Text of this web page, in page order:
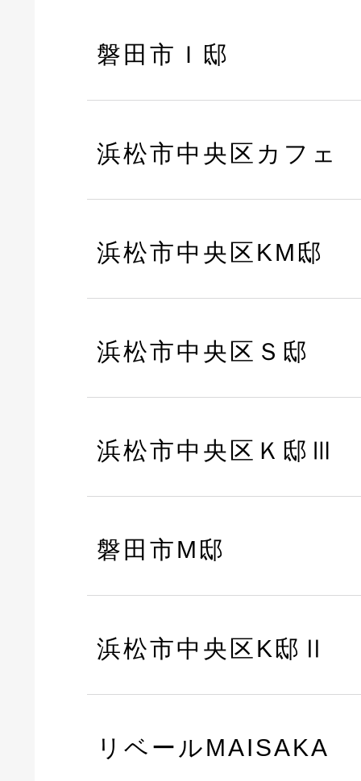
磐田市Ｉ邸
浜松市中央区カフェ
浜松市中央区KM邸
浜松市中央区Ｓ邸
浜松市中央区Ｋ邸Ⅲ
磐田市M邸
浜松市中央区K邸Ⅱ
リベールMAISAKA